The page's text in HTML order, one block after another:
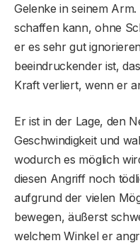
Gelenke in seinem
schaffen kann, ohne
er es sehr gut
beeindruckender ist,
Kraft verliert, wenn er
Er ist in der Lage, den
Geschwindigkeit und
wodurch es möglich
diesen Angriff noch
aufgrund der vielen
bewegen, äußerst
welchem ​​Winkel er